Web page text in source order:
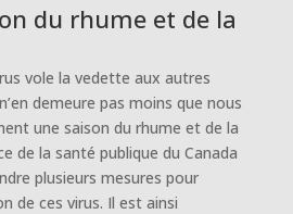
du rhume et de la
vole la vedette aux autres
demeure pas moins que nous
une saison du rhume et de la
de la santé publique du Canada
plusieurs mesures pour
de ces virus. Il est ainsi